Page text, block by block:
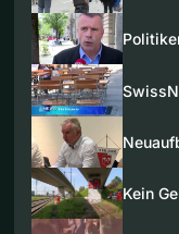
Kein